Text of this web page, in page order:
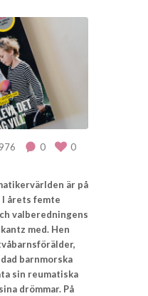
0 0
är på
I årets femte
valberedningens
med. Hen
barnmorska
sin reumatiska
drömmar. På